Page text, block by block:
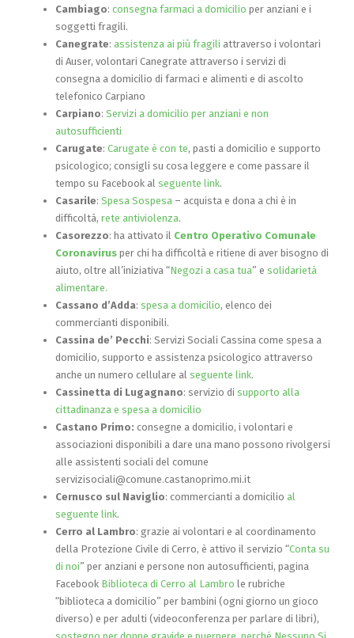
Cambiago: consegna farmaci a domicilio per anziani e i
soggetti fragili.
Canegrate: assistenza ai più fragili attraverso i volontari
di Auser, volontari Canegrate attraverso i servizi di
consegna a domicilio di farmaci e alimenti e di ascolto
telefonico Carpiano
Carpiano: Servizi a domicilio per anziani e non
autosufficienti
Carugate: Carugate è con te, pasti a domicilio e supporto
psicologico; consigli su cosa leggere e come passare il
tempo su Facebook al seguente link.
Casarile: Spesa Sospesa – acquista e dona a chi è in
difficoltà, rete antiviolenza.
Casorezzo: ha attivato il Centro Operativo Comunale
Coronavirus per chi ha difficoltà e ritiene di aver bisogno di
aiuto, oltre all’iniziativa “Negozi a casa tua” e solidarietà
alimentare.
Cassano d’Adda: spesa a domicilio, elenco dei
commercianti disponibili.
Cassina de’ Pecchi: Servizi Sociali Cassina come spesa a
domicilio, supporto e assistenza psicologico attraverso
anche un numero cellulare al seguente link.
Cassinetta di Lugagnano: servizio di supporto alla
cittadinanza e spesa a domicilio
Castano Primo: consegne a domicilio, i volontari e
associazioni disponibili a dare una mano possono rivolgersi
alle assistenti sociali del comune
servizisociali@comune.castanoprimo.mi.it
Cernusco sul Naviglio: commercianti a domicilio al
seguente link.
Cerro al Lambro: grazie ai volontari e al coordinamento
della Protezione Civile di Cerro, è attivo il servizio “Conta su
di noi” per anziani e persone non autosufficienti, pagina
Facebook Biblioteca di Cerro al Lambro le rubriche
“biblioteca a domicilio” per bambini (ogni giorno un gioco
diverso) e per adulti (videoconferenza per parlare di libri),